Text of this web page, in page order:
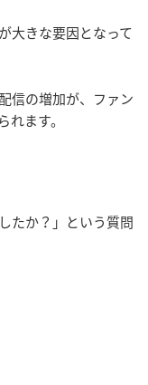
が大きな要因となって
信の増加が、ファン
ます。
たか？」という質問